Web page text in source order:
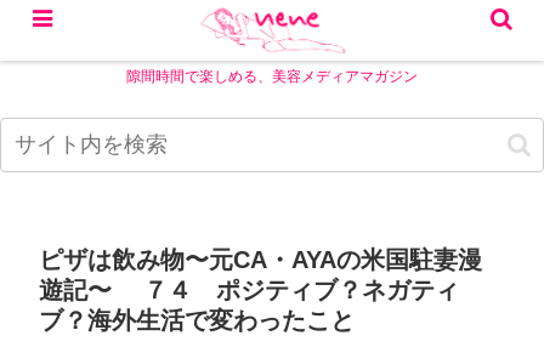
隙間時間で楽しめる、美容メディアマガジン
ピザは飲み物〜元CA・AYAの米国駐妻漫
遊記〜 ７４ ポジティブ？ネガティ
ブ？海外生活で変わったこと